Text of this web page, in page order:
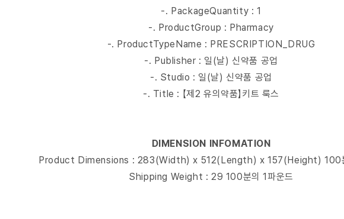
-. PackageQuantity : 1
-. ProductGroup : Pharmacy
-. ProductTypeName : PRESCRIPTION_DRUG
-. Publisher : 일(날) 신약품 공업
-. Studio : 일(날) 신약품 공업
-. Title : 【제2 유의약품】키트 룩스
DIMENSION INFOMATION
Product Dimensions : 283(Width) x 512(Length) x 157(Height) 100
Shipping Weight : 29 100분의 1파운드